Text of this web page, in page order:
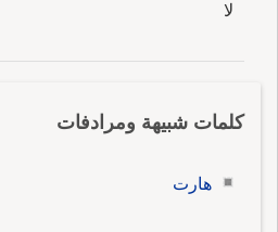
لا
كلمات شبيهة ومرادفات
هارت